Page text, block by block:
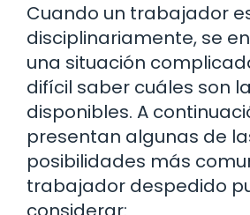
Cuando un trabajador
disciplinariamente, se
una situación
difícil saber cuáles son
disponibles. A
presentan algunas de
posibilidades más
trabajador despedido